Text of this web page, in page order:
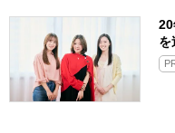
20
を